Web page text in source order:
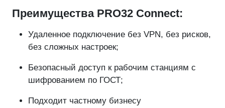
Преимущества PRO32 Connect:
Удаленное подключение без VPN, без рисков,
без сложных настроек;
Безопасный доступ к рабочим станциям с
шифрованием по ГОСТ;
Подходит частному бизнесу